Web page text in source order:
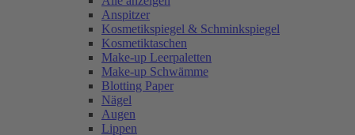
Anspitzer
Kosmetikspiegel & Schminkspiegel
Kosmetiktaschen
Make-up Leerpaletten
Make-up Schwämme
Blotting Paper
Nägel
Augen
Lippen